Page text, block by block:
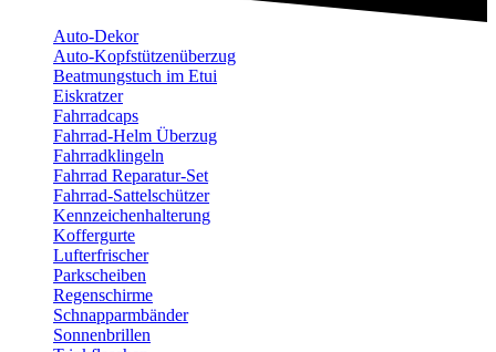
Auto-Dekor
Auto-Kopfstützenüberzug
Beatmungstuch im Etui
Eiskratzer
Fahrradcaps
Fahrrad-Helm Überzug
Fahrradklingeln
Fahrrad Reparatur-Set
Fahrrad-Sattelschützer
Kennzeichenhalterung
Koffergurte
Lufterfrischer
Parkscheiben
Regenschirme
Schnapparmbänder
Sonnenbrillen